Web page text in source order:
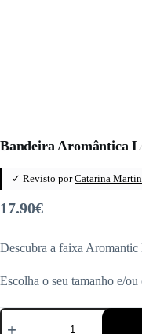
Bandeira Aromântica
✓ Revisto porCatarina
17.90€
Descubra a faixa Aromantic
Escolha o seu tamanho e/
Quantidade
de